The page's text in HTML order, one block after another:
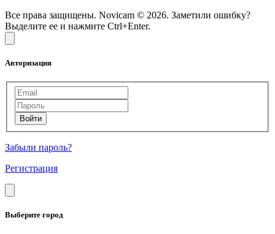
Все права защищены. Novicam © 2026. Заметили ошибку?
Выделите ее и нажмите Ctrl+Enter.
Авторизация
Забыли пароль?
Регистрация
Выберите город